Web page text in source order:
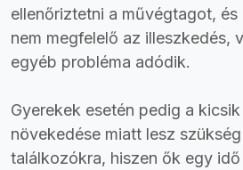
ellenőriztetni a művégtagot, és
nem megfelelő az illeszkedés,
egyéb probléma adódik.
Gyerekek esetén pedig a
növekedése miatt lesz
találkozókra, hiszen ők egy